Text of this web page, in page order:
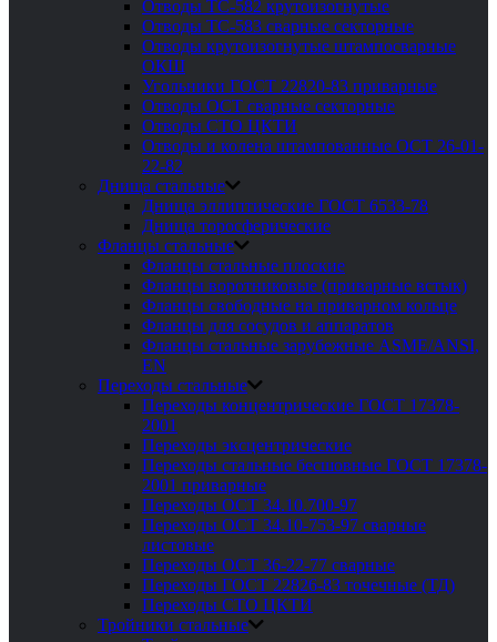
Отводы ТС-582 крутоизогнутые
Отводы ТС-583 сварные секторные
Отводы крутоизогнутые штампосварные
ОКШ
Угольники ГОСТ 22820-83 приварные
Отводы ОСТ сварные секторные
Отводы СТО ЦКТИ
Отводы и колена штампованные ОСТ 26-01-
22-82
Днища стальные
Днища эллиптические ГОСТ 6533-78
Днища торосферические
Фланцы стальные
Фланцы стальные плоские
Фланцы воротниковые (приварные встык)
Фланцы свободные на приварном кольце
Фланцы для сосудов и аппаратов
Фланцы стальные зарубежные ASME/ANSI,
EN
Переходы стальные
Переходы концентрические ГОСТ 17378-
2001
Переходы эксцентрические
Переходы стальные бесшовные ГОСТ 17378-
2001 приварные
Переходы ОСТ 34.10.700-97
Переходы ОСТ 34.10-753-97 сварные
листовые
Переходы ОСТ 36-22-77 сварные
Переходы ГОСТ 22826-83 точечные (ТД)
Переходы СТО ЦКТИ
Тройники стальные